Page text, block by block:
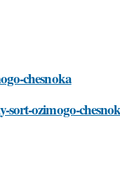
chesnoka
sort-ozimogo-